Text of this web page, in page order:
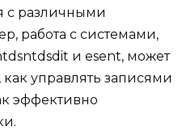
с различными
работа с системами,
и esent, может
управлять записями
эффективно